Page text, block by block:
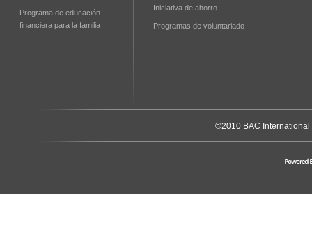
Programa de educación
financiera para la familia
Iniciativa de ahorro
Programas de voluntariado
©2010 BAC International